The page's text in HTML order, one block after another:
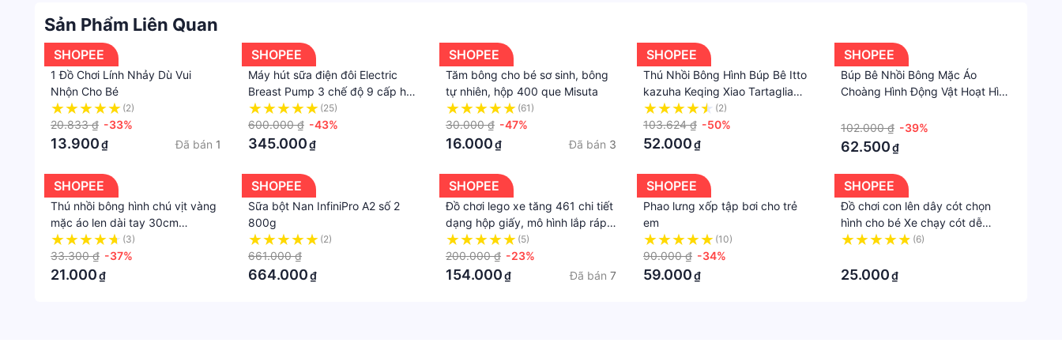
Sản Phẩm Liên Quan
SHOPEE
1 Đồ Chơi Lính Nhảy Dù Vui
Nhộn Cho Bé
(2)
20.833 ₫ -33%
13.900₫ Đã bán 1
SHOPEE
Máy hút sữa điện đôi Electric
Breast Pump 3 chế độ 9 cấp hút
êm ái như em bé bú cap sạc tiện
lợi - Có bảo hành
(25)
600.000 ₫ -43%
345.000₫
SHOPEE
Tăm bông cho bé sơ sinh, bông
tự nhiên, hộp 400 que Misuta
(61)
30.000 ₫ -47%
16.000₫ Đã bán 3
SHOPEE
Thú Nhồi Bông Hình Búp Bê Itto
kazuha Keqing Xiao Tartaglia
gorou Thoma Yae Miko
kunikuzushi
(2)
103.624 ₫ -50%
52.000₫
SHOPEE
Búp Bê Nhồi Bông Mặc Áo
Choàng Hình Động Vật Hoạt Hình
102.000 ₫ -39%
62.500₫
SHOPEE
Thú nhồi bông hình chú vịt vàng
mặc áo len dài tay 30cm
NIUYOU
(3)
33.300 ₫ -37%
21.000₫
SHOPEE
Sữa bột Nan InfiniPro A2 số 2
800g
(2)
661.000 ₫
664.000₫
SHOPEE
Đồ chơi lego xe tăng 461 chi tiết
dạng hộp giấy, mô hình lắp ráp
lego xe cảnh sát kèm 3 nhân vật
(5)
200.000 ₫ -23%
154.000₫ Đã bán 7
SHOPEE
Phao lưng xốp tập bơi cho trẻ
em
(10)
90.000 ₫ -34%
59.000₫
SHOPEE
Đồ chơi con lên dây cót chọn
hình cho bé Xe chạy cót dễ
thương đồ chơi vận động cho trẻ
(6)
25.000₫